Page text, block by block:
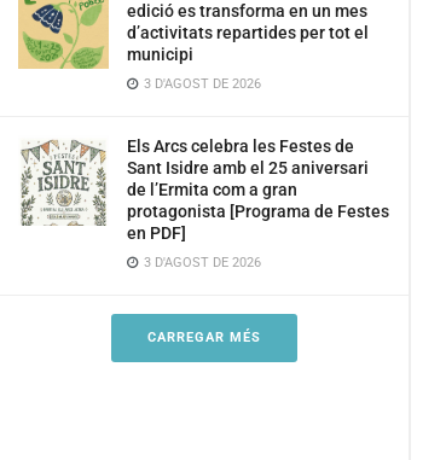
edició es transforma en un mes
d’activitats repartides per tot el
municipi
3 D'AGOST DE 2026
Els Arcs celebra les Festes de
Sant Isidre amb el 25 aniversari
de l’Ermita com a gran
protagonista [Programa de Festes
en PDF]
3 D'AGOST DE 2026
CARREGAR MÉS